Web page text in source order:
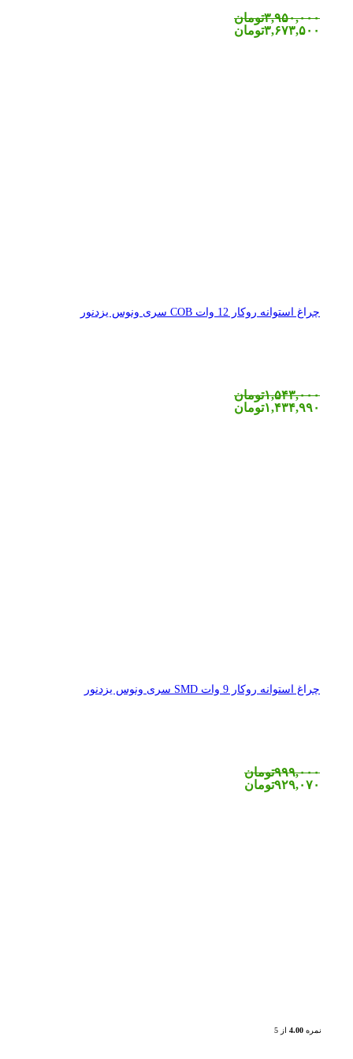
۳,۹۵۰,۰۰۰تومان
۳,۶۷۳,۵۰۰تومان
چراغ استوانه روکار 12 وات COB سری ونوس یزدنور
۱,۵۴۳,۰۰۰تومان
۱,۴۳۴,۹۹۰تومان
چراغ استوانه روکار 9 وات SMD سری ونوس یزدنور
۹۹۹,۰۰۰تومان
۹۲۹,۰۷۰تومان
نمره 4.00 از 5